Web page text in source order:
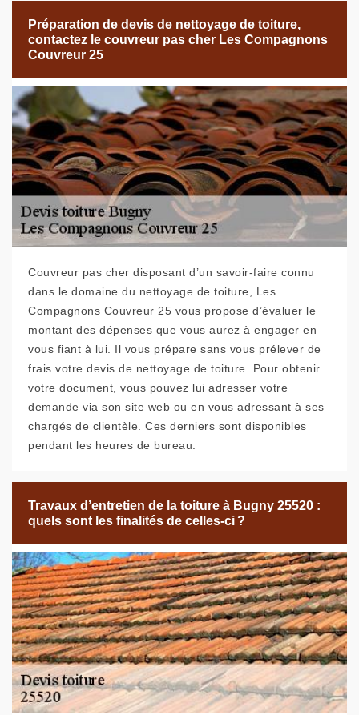
Préparation de devis de nettoyage de toiture,
contactez le couvreur pas cher Les Compagnons
Couvreur 25
Couvreur pas cher disposant d’un savoir-faire connu
dans le domaine du nettoyage de toiture, Les
Compagnons Couvreur 25 vous propose d’évaluer le
montant des dépenses que vous aurez à engager en
vous fiant à lui. Il vous prépare sans vous prélever de
frais votre devis de nettoyage de toiture. Pour obtenir
votre document, vous pouvez lui adresser votre
demande via son site web ou en vous adressant à ses
chargés de clientèle. Ces derniers sont disponibles
pendant les heures de bureau.
Travaux d’entretien de la toiture à Bugny 25520 :
quels sont les finalités de celles-ci ?